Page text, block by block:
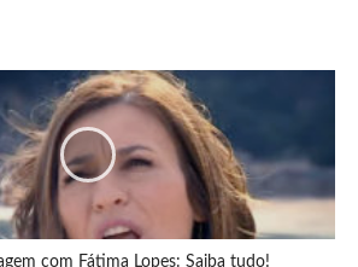
com Fátima Lopes: Saiba tudo!